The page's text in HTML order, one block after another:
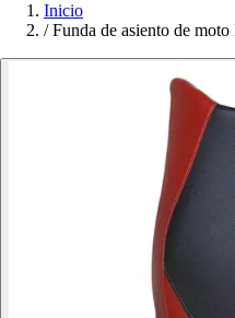
Inicio
/ Funda de asiento de